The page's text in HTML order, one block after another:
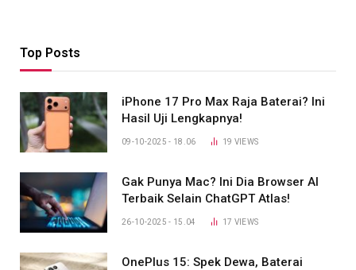
Top Posts
iPhone 17 Pro Max Raja Baterai? Ini
Hasil Uji Lengkapnya!
09-10-2025 - 18.06 19 VIEWS
Gak Punya Mac? Ini Dia Browser AI
Terbaik Selain ChatGPT Atlas!
26-10-2025 - 15.04 17 VIEWS
OnePlus 15: Spek Dewa, Baterai